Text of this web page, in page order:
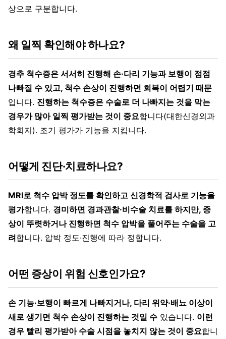
상으로 구분합니다.
왜 일찍 확인해야 하나요?
경추 척수증은 서서히 진행해 손·다리 기능과 보행이 점점
나빠질 수 있고, 척수 손상이 진행하면 회복이 어렵기 때문
입니다. 진행하는 척수증은 수술로 더 나빠지는 것을 막는
경우가 많아 일찍 평가받는 것이 중요합니다(대한신경외과
학회지). 조기 평가가 기능을 지킵니다.
어떻게 진단·치료하나요?
MRI로 척수 압박 정도를 확인하고 신경학적 검사로 기능을
평가합니다. 경미하면 경과관찰·비수술 치료를 하지만, 증
상이 뚜렷하거나 진행하면 척수 압박을 풀어주는 수술을 고
려합니다. 압박 정도·진행에 따라 정합니다.
어떤 증상이 위험 신호인가요?
손 기능·보행이 빠르게 나빠지거나, 다리 위약·배뇨 이상이
새로 생기면 척수 손상이 진행하는 것일 수 있습니다. 이런
경우 빨리 평가받아 수술 시점을 놓치지 않는 것이 중요합니